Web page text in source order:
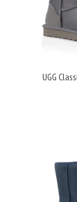
UGG